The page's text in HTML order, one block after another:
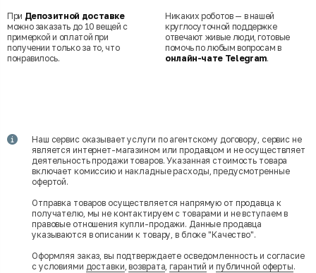
При Депозитной доставке
можно заказать до 10 вещей с
примеркой и оплатой при
получении только за то, что
понравилось.
Никаких роботов — в нашей
круглосуточной поддержке
отвечают живые люди, готовые
помочь по любым вопросам в
онлайн-чате Telegram.
Наш сервис оказывает услуги по агентскому договору, сервис не
является интернет-магазином или продавцом и не осуществляет
деятельность продажи товаров. Указанная стоимость товара
включает комиссию и накладные расходы, предусмотренные
офертой.
Отправка товаров осуществляется напрямую от продавца к
получателю, мы не контактируем с товарами и не вступаем в
правовые отношения купли-продажи. Данные продавца
указываются в описании к товару, в блоке "Качество".
Оформляя заказ, вы подтверждаете осведомленность и согласие
с условиями доставки,возврата,гарантий и публичной оферты.